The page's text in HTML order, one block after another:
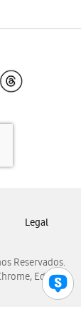
Reservados.
Edge,
Legal